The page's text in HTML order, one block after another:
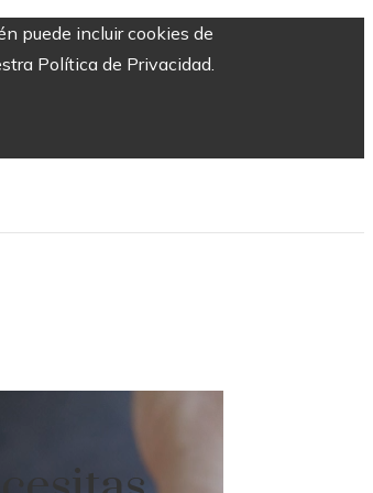
puede incluir cookies de
Política de Privacidad.